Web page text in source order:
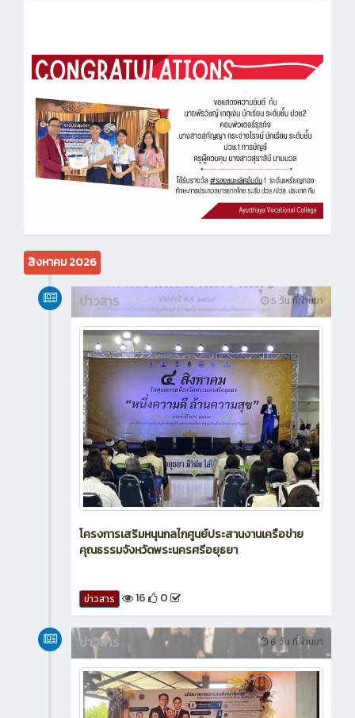
สิงหาคม 2026
5 วัน ที่ผ่านมา
ข่าวสาร
โครงการเสริมหนุนกลไกศูนย์ประสานงานเครือข่าย
คุณธรรมจังหวัดพระนครศรีอยุธยา
ข่าวสาร 16 0
6 วัน ที่ผ่านมา
ข่าวสาร